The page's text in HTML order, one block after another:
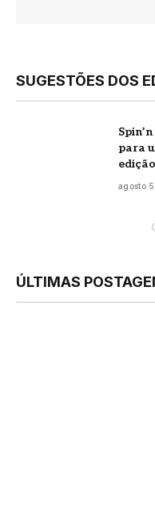
SUGESTÕES DOS
para
agosto
ÚLTIMAS